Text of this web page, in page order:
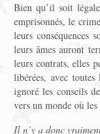
Bien qu’il soit
emprisonnés, le
leurs conséquences
leurs âmes auront
leurs contrats, elles
libérées, avec
ignoré les conseils
vers un monde où
Il n’y a donc